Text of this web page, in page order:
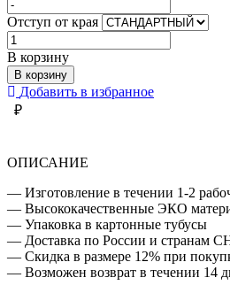
Отступ от края
Количество
товара
ДАЛМАТИНЕЦ
В
ВАННОЙ
В корзину
В корзину
Добавить в избранное
₽
ОПИСАНИЕ
— Изготовление в течении 1-2
— Высококачественные ЭКО
— Упаковка в картонные тубусы
— Доставка по России и странам
— Скидка в размере 12% при
— Возможен возврат в течении 14